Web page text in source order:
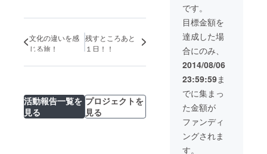
文化の違いを感
じる旅！
残すところあと
１日！！
活動報告一覧を
見る
プロジェクトを
見る
です。
目標金額を
達成した場
合にのみ、
2014/08/06
23:59:59ま
でに集まっ
た金額が
ファンディ
ングされま
す。